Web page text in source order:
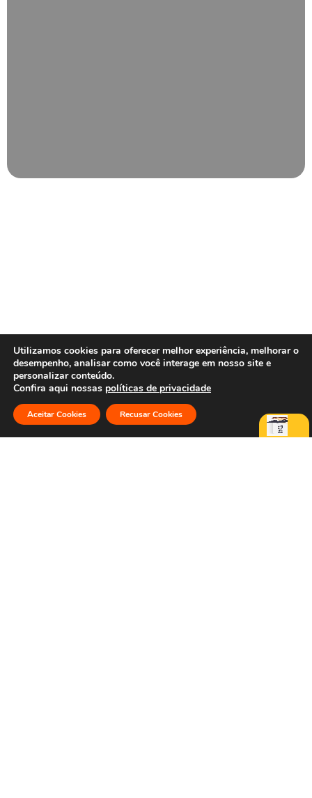
Utilizamos cookies para oferecer melhor experiência, melhorar o
desempenho, analisar como você interage em nosso site e
personalizar conteúdo.
Confira aqui nossas políticas de privacidade
Aceitar Cookies Recusar Cookies